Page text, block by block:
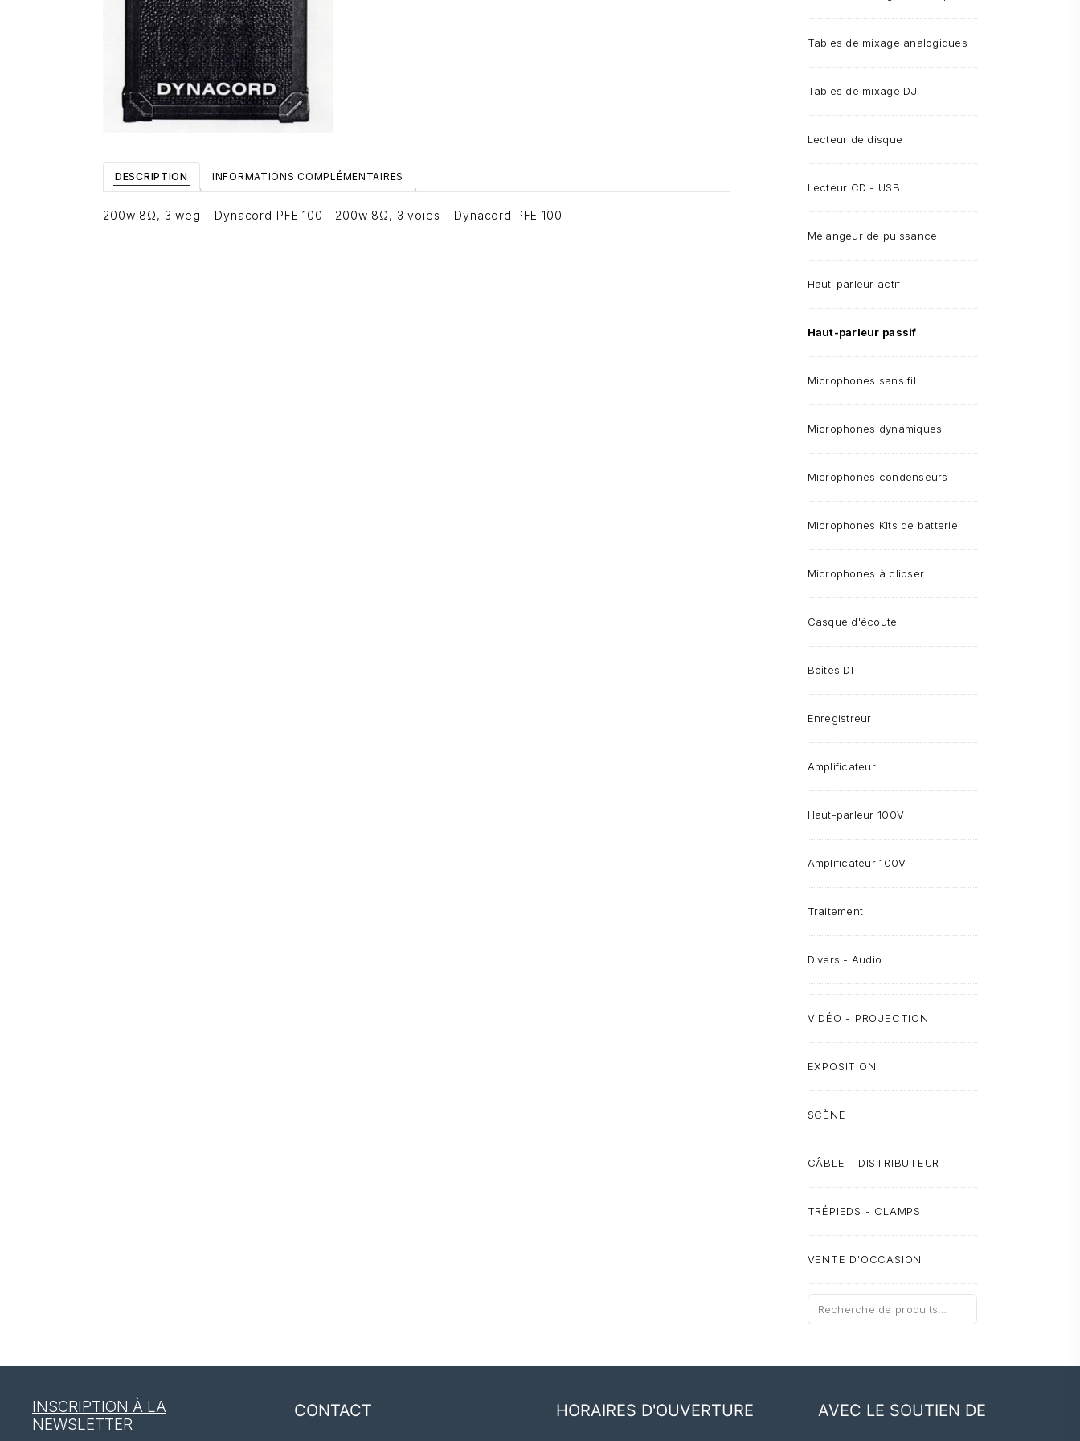
DESCRIPTION INFORMATIONS COMPLÉMENTAIRES
200w 8Ω, 3 weg – Dynacord PFE 100 | 200w 8Ω, 3 voies – Dynacord PFE 100
Tables de mixage analogiques
Tables de mixage DJ
Lecteur de disque
Lecteur CD - USB
Mélangeur de puissance
Haut-parleur actif
Haut-parleur passif
Microphones sans fil
Microphones dynamiques
Microphones condenseurs
Microphones Kits de batterie
Microphones à clipser
Casque d'écoute
Boîtes DI
Enregistreur
Amplificateur
Haut-parleur 100V
Amplificateur 100V
Traitement
Divers - Audio
VIDÉO - PROJECTION
EXPOSITION
SCÈNE
CÂBLE - DISTRIBUTEUR
TRÉPIEDS - CLAMPS
VENTE D'OCCASION
Recherche
pour :
INSCRIPTION À LA
NEWSLETTER
CONTACT HORAIRES D'OUVERTURE AVEC LE SOUTIEN DE